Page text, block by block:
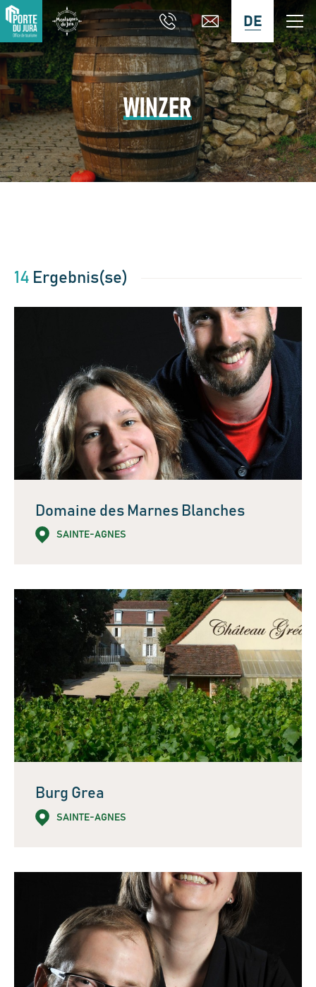
DE
WINZER
14 Ergebnis(se)
Domaine des Marnes Blanches
SAINTE-AGNES
Burg Grea
SAINTE-AGNES